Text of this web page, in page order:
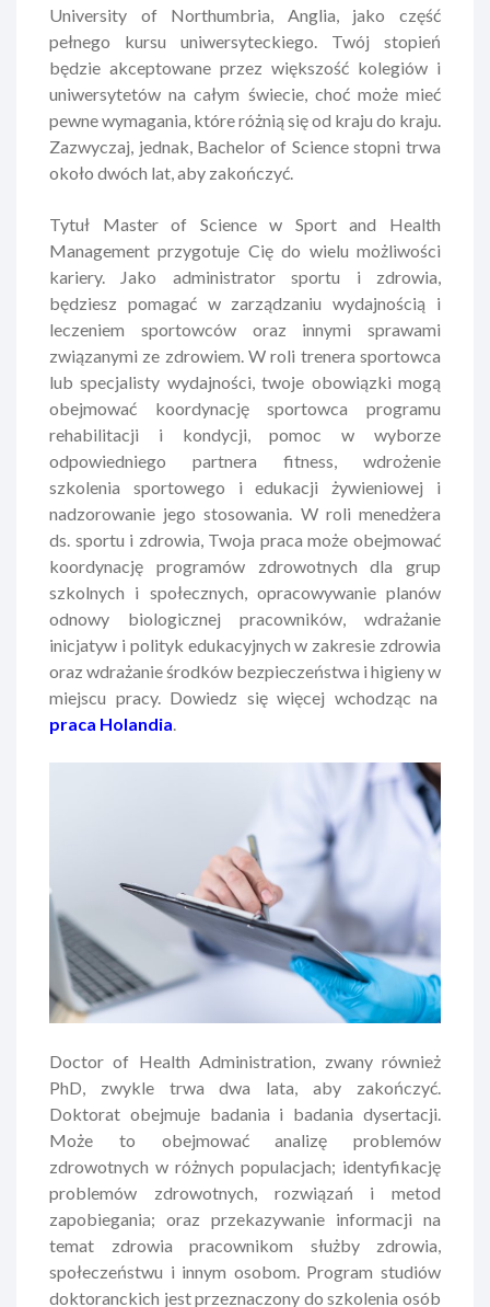
University of Northumbria, Anglia, jako część
pełnego kursu uniwersyteckiego. Twój stopień
będzie akceptowane przez większość kolegiów i
uniwersytetów na całym świecie, choć może mieć
pewne wymagania, które różnią się od kraju do kraju.
Zazwyczaj, jednak, Bachelor of Science stopni trwa
około dwóch lat, aby zakończyć.
Tytuł Master of Science w Sport and Health
Management przygotuje Cię do wielu możliwości
kariery. Jako administrator sportu i zdrowia,
będziesz pomagać w zarządzaniu wydajnością i
leczeniem sportowców oraz innymi sprawami
związanymi ze zdrowiem. W roli trenera sportowca
lub specjalisty wydajności, twoje obowiązki mogą
obejmować koordynację sportowca programu
rehabilitacji i kondycji, pomoc w wyborze
odpowiedniego partnera fitness, wdrożenie
szkolenia sportowego i edukacji żywieniowej i
nadzorowanie jego stosowania. W roli menedżera
ds. sportu i zdrowia, Twoja praca może obejmować
koordynację programów zdrowotnych dla grup
szkolnych i społecznych, opracowywanie planów
odnowy biologicznej pracowników, wdrażanie
inicjatyw i polityk edukacyjnych w zakresie zdrowia
oraz wdrażanie środków bezpieczeństwa i higieny w
miejscu pracy. Dowiedz się więcej wchodząc na
praca Holandia
Doctor of Health Administration, zwany również
PhD, zwykle trwa dwa lata, aby zakończyć.
Doktorat obejmuje badania i badania dysertacji.
Może to obejmować analizę problemów
zdrowotnych w różnych populacjach; identyfikację
problemów zdrowotnych, rozwiązań i metod
zapobiegania; oraz przekazywanie informacji na
temat zdrowia pracownikom służby zdrowia,
społeczeństwu i innym osobom. Program studiów
doktoranckich jest przeznaczony do szkolenia osób